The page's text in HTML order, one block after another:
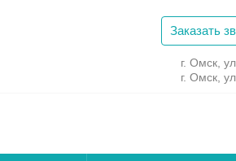
Заказать
г. Омск,
г. Омск,